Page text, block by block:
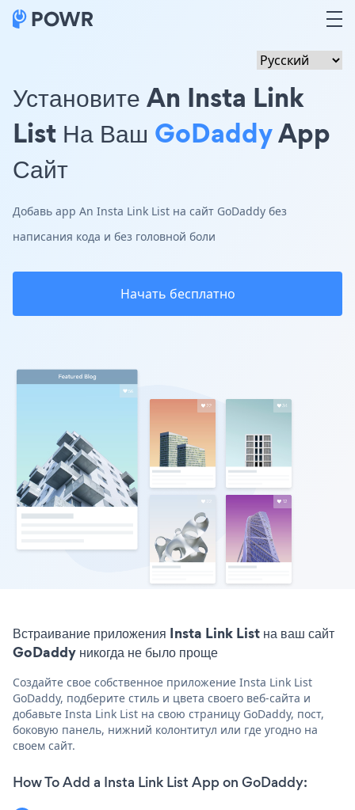
Установите An Insta Link
List На Ваш GoDaddyApp
Сайт
Добавь app An Insta Link List на сайт GoDaddy без
написания кода и без головной боли
Начать бесплатно
Встраивание приложения Insta Link List на ваш сайт
GoDaddy никогда не было проще
Создайте свое собственное приложение Insta Link List
GoDaddy, подберите стиль и цвета своего веб-сайта и
добавьте Insta Link List на свою страницу GoDaddy, пост,
боковую панель, нижний колонтитул или где угодно на
своем сайт.
How To Add a Insta Link List App on GoDaddy: